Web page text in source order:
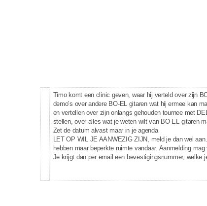
Timo komt een clinic geven, waar hij verteld over zijn
demo’s over andere BO-EL gitaren wat hij ermee kan
en vertellen over zijn onlangs gehouden tournee met
stellen, over alles wat je weten wilt van BO-EL gitaren
Zet de datum alvast maar in je agenda
LET OP WIL JE AANWEZIG ZIJN, meld je dan wel
hebben maar beperkte ruimte vandaar. Aanmelding
Je krijgt dan per email een bevestigingsnummer, welke